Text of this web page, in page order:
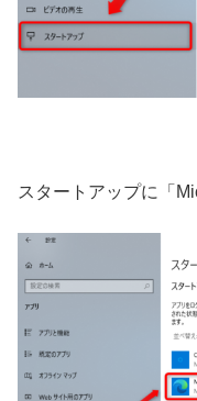
スタートアップに「